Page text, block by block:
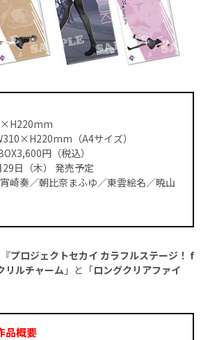
（A4サイズ）
円（税込）
日（木） 発売予定
崎奏／朝比奈まふゆ／東雲絵名／暁山
プロジェクトセカイ カラフルステージ！ f
リルチャーム 」と「ロングクリアファイ
品概要